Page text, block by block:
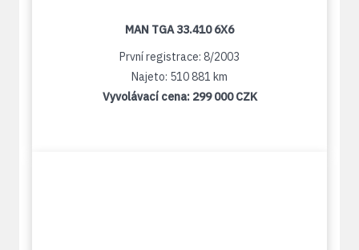
MAN TGA 33.410 6X6
První registrace: 8/2003
Najeto: 510 881 km
Vyvolávací cena: 299 000 CZK